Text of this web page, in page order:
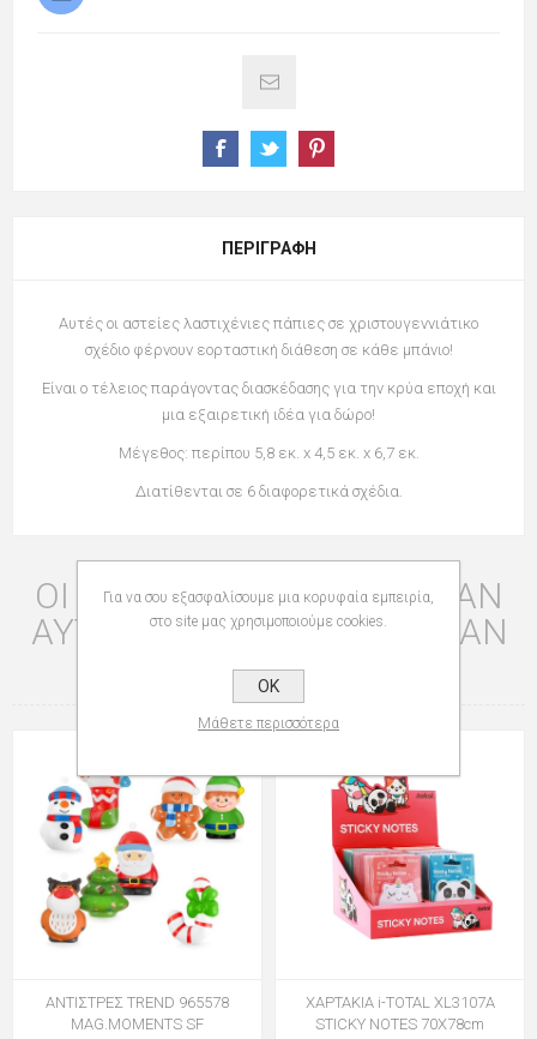
ΠΕΡΙΓΡΑΦΉ
Αυτές οι αστείες λαστιχένιες πάπιες σε χριστουγεννιάτικο
σχέδιο φέρνουν εορταστική διάθεση σε κάθε μπάνιο!
Είναι ο τέλειος παράγοντας διασκέδασης για την κρύα εποχή και
μια εξαιρετική ιδέα για δώρο!
Μέγεθος: περίπου 5,8 εκ. x 4,5 εκ. x 6,7 εκ.
Διατίθενται σε 6 διαφορετικά σχέδια.
ΟΙ ΠΕΛΆΤΕΣ ΠΟΥ ΑΓΌΡΑΣΑΝ
ΑΥΤΌ ΤΟ ΠΡΟΪΌΝ ΑΓΌΡΑΣΑΝ
ΕΠΊΣΗΣ
ΑΝΤΙΣΤΡΕΣ TREND 965578
MAG.MOMENTS SF
ΧΑΡΤΑΚΙΑ i-TOTAL XL3107A
STICKY NOTES 70X78cm
Για να σου εξασφαλίσουμε μια κορυφαία εμπειρία,
στο site μας χρησιμοποιούμε cookies.
OK
Μάθετε περισσότερα